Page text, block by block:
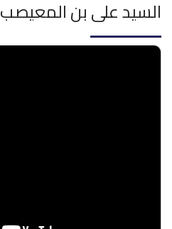
السيد على بن المعيصب